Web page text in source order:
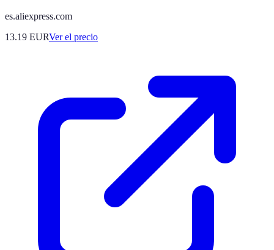
es.aliexpress.com
13.19 EURVer el precio